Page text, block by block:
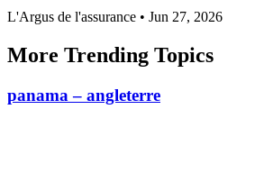
L'Argus de l'assurance • Jun 27, 2026
More Trending Topics
panama – angleterre